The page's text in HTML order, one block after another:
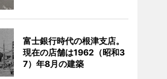
富士銀行時代の根津支店。
現在の店舗は1962（昭和3
7）年8月の建築